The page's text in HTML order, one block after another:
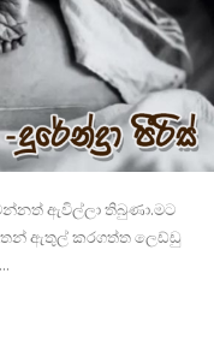
ඇවිල්ලා තිබුණා.මට
ඇතුල් කරගත්ත ලෙඩ්ඩු